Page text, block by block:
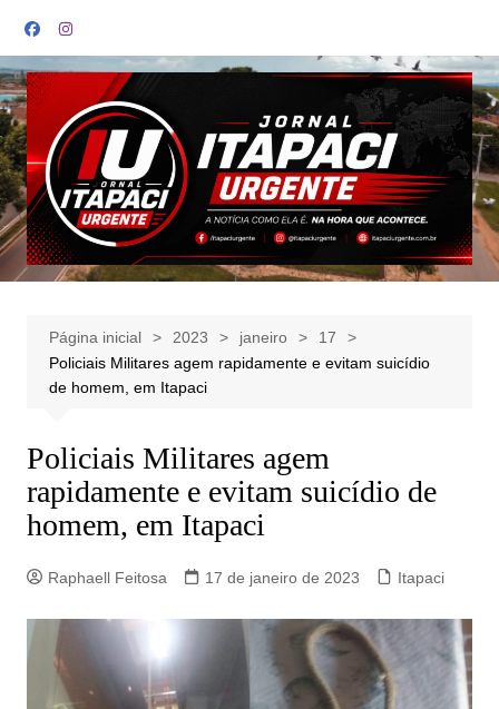
para
o
conteúdo
Página inicial 2023 janeiro
17
Policiais Militares agem rapidamente e evitam suicídio
de homem, em Itapaci
Policiais Militares agem
rapidamente e evitam suicídio de
homem, em Itapaci
Raphaell Feitosa 17 de janeiro de 2023 Itapaci